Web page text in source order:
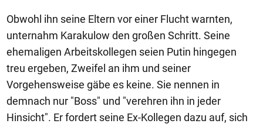
Obwohl ihn seine Eltern vor einer Flucht warnten,
unternahm Karakulow den großen Schritt. Seine
ehemaligen Arbeitskollegen seien Putin hingegen
treu ergeben, Zweifel an ihm und seiner
Vorgehensweise gäbe es keine. Sie nennen in
demnach nur "Boss" und "verehren ihn in jeder
Hinsicht". Er fordert seine Ex-Kollegen dazu auf, sich